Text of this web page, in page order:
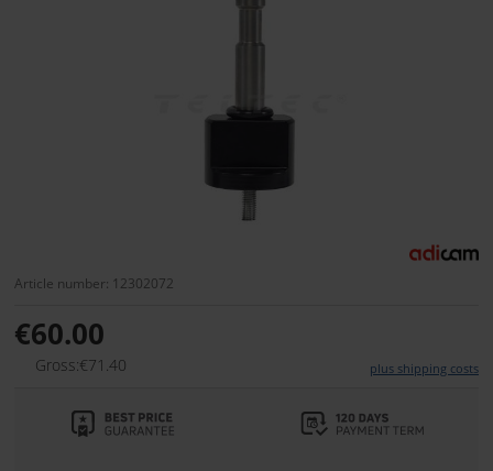
Article number: 12302072
€60.00
Gross:€71.40 plus shipping costs